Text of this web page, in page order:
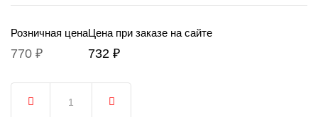
Розничная цена
770 ₽
Цена при заказе на сайте
732 ₽